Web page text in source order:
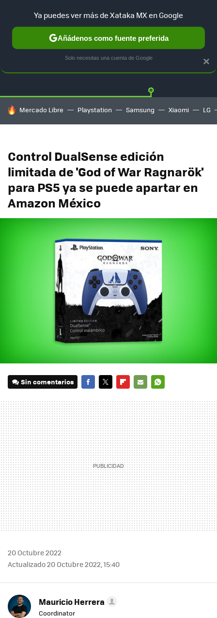
GUÍA DE COMPRAS MERCADO LIBRE
HOY SE HABLA DE
Mercado Libre Playstation Samsung Xiaomi LG
Control DualSense edición
limitada de 'God of War Ragnarök'
para PS5 ya se puede apartar en
Amazon México
Sin comentarios
MAIL
20 Octubre 2022
Actualizado 20 Octubre 2022, 15:40
Mauricio Herrera
Coordinator
×
Ya puedes ver más de Xataka MX en Google
Añádenos como fuente preferida
Solo necesitas una cuenta de Google